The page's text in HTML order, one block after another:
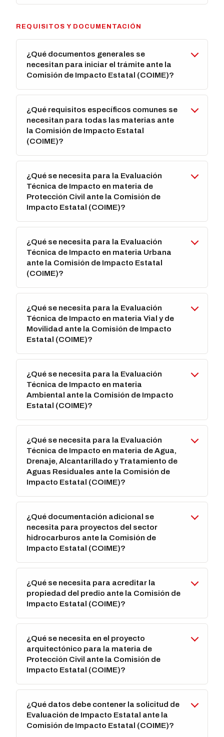
REQUISITOS Y DOCUMENTACIÓN
¿Qué documentos generales se
necesitan para iniciar el trámite ante la
Comisión de Impacto Estatal (COIME)?
¿Qué requisitos específicos comunes se
necesitan para todas las materias ante
la Comisión de Impacto Estatal
(COIME)?
¿Qué se necesita para la Evaluación
Técnica de Impacto en materia de
Protección Civil ante la Comisión de
Impacto Estatal (COIME)?
¿Qué se necesita para la Evaluación
Técnica de Impacto en materia Urbana
ante la Comisión de Impacto Estatal
(COIME)?
¿Qué se necesita para la Evaluación
Técnica de Impacto en materia Vial y de
Movilidad ante la Comisión de Impacto
Estatal (COIME)?
¿Qué se necesita para la Evaluación
Técnica de Impacto en materia
Ambiental ante la Comisión de Impacto
Estatal (COIME)?
¿Qué se necesita para la Evaluación
Técnica de Impacto en materia de Agua,
Drenaje, Alcantarillado y Tratamiento de
Aguas Residuales ante la Comisión de
Impacto Estatal (COIME)?
¿Qué documentación adicional se
necesita para proyectos del sector
hidrocarburos ante la Comisión de
Impacto Estatal (COIME)?
¿Qué se necesita para acreditar la
propiedad del predio ante la Comisión de
Impacto Estatal (COIME)?
¿Qué se necesita en el proyecto
arquitectónico para la materia de
Protección Civil ante la Comisión de
Impacto Estatal (COIME)?
¿Qué datos debe contener la solicitud de
Evaluación de Impacto Estatal ante la
Comisión de Impacto Estatal (COIME)?